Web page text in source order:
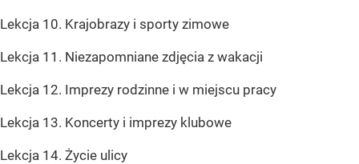
Lekcja 10. Krajobrazy i sporty zimowe
Lekcja 11. Niezapomniane zdjęcia z wakacji
Lekcja 12. Imprezy rodzinne i w miejscu pracy
Lekcja 13. Koncerty i imprezy klubowe
Lekcja 14. Życie ulicy